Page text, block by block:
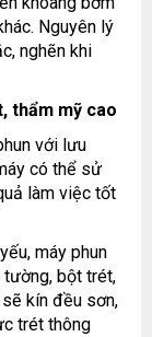
Nguyên lý
nghẽn khi
thẩm mỹ cao
với lưu
có thể sử
làm việc tốt
máy phun
tường, bột trét,
kín đều sơn,
trét thông